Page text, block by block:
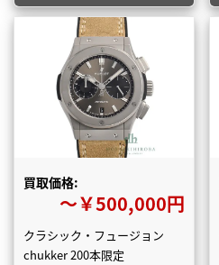
買取価格:
〜￥500,000円
クラシック・フュージョン
chukker 200本限定